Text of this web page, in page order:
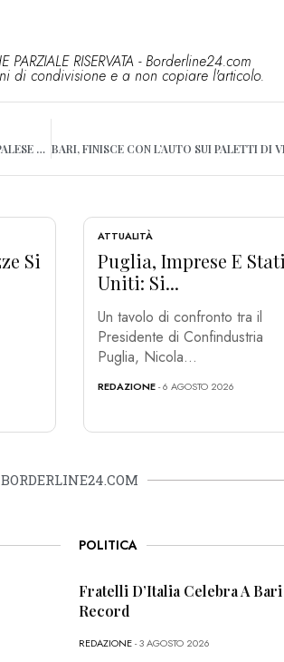
PARZIALE RISERVATA - Borderline24.com
di condivisione e a non copiare l'articolo.
BARI, IL PORTA A PORTA E I NUOVI “MESTIERI”: A PALESE E SANTO SPIRITO ARRIVANO GLI “SPOSTA BIDONI”
Si
ATTUALITÀ
Puglia, Imprese E Stati
Uniti: Si...
Un tavolo di confronto tra il
Presidente di Confindustria
Puglia, Nicola...
REDAZIONE- 6 AGOSTO 2026
BORDERLINE24.COM
POLITICA
Fratelli D’Italia Celebra A
Record
REDAZIONE- 3 AGOSTO 2026